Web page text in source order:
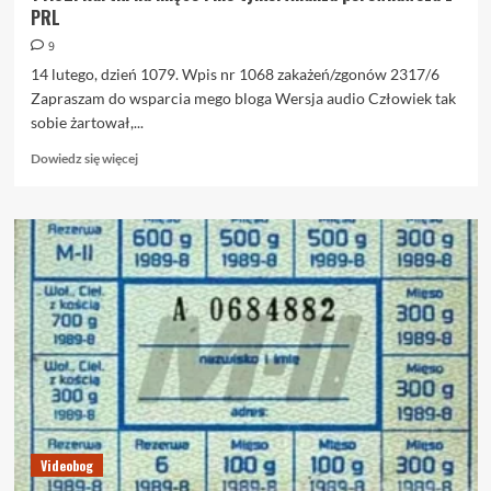
PRL
9
14 lutego, dzień 1079. Wpis nr 1068 zakażeń/zgonów 2317/6
Zapraszam do wsparcia mego bloga Wersja audio Człowiek tak
sobie żartował,...
Dowiedz się więcejDowiedz
o
14.02.
Kartki
na
mięso
i
nie
tylko.
Analiza
porównawcza
z
PRL
Videobog